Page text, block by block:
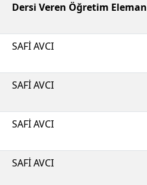
Dersi Veren Öğretim
SAFİ AVCI
SAFİ AVCI
SAFİ AVCI
SAFİ AVCI